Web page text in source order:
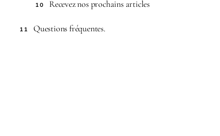
10 Recevez nos prochains articles
11 Questions fréquentes.